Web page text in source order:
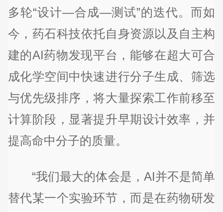
多轮“设计—合成—测试”的迭代。而如
今，药石科技依托自身资源以及自主构
建的AI药物发现平台，能够在超大可合
成化学空间中快速进行分子生成、筛选
与优先级排序，将大量探索工作前移至
计算阶段，显著提升早期设计效率，并
提高命中分子的质量。
“我们最大的体会是，AI并不是简单
替代某一个实验环节，而是在药物研发